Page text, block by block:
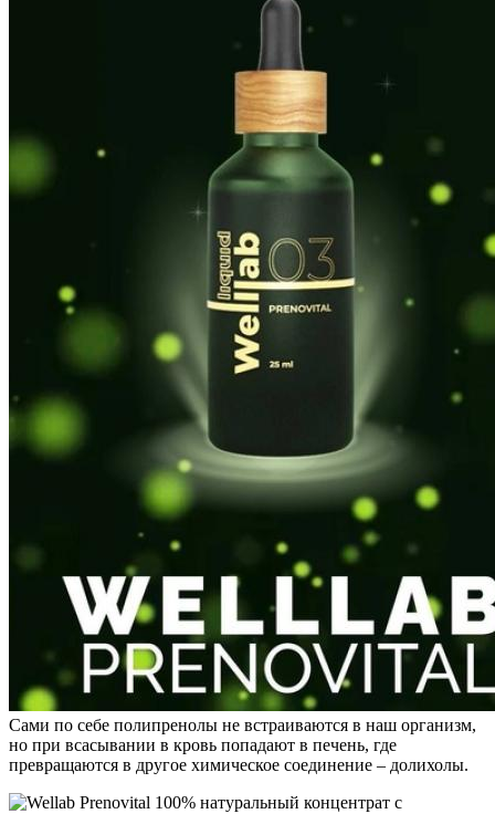
Сами по себе полипренолы не встраиваются в наш организм,
но при всасывании в кровь попадают в печень, где
превращаются в другое химическое соединение – долихолы.